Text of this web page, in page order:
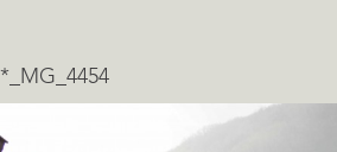
*_MG_4454